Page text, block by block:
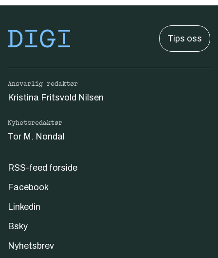
Tips oss
Ansvarlig redaktør
Kristina Fritsvold Nilsen
Nyhetsredaktør
Tor M. Nondal
RSS-feed forside
Facebook
Linkedin
Bsky
Nyhetsbrev